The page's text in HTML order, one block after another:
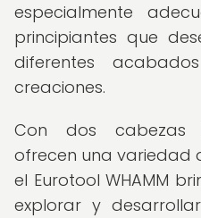
especialmente
principiantes que
diferentes
creaciones.
Con dos cabezas
ofrecen una variedad
el Eurotool WHAMM
explorar y